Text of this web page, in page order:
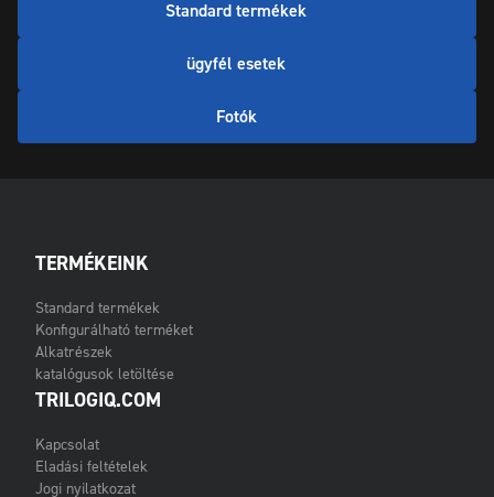
Standard termékek
ügyfél esetek
Fotók
TERMÉKEINK
Standard termékek
Konfigurálható terméket
Alkatrészek
katalógusok letöltése
TRILOGIQ.COM
Kapcsolat
Eladási feltételek
Jogi nyilatkozat